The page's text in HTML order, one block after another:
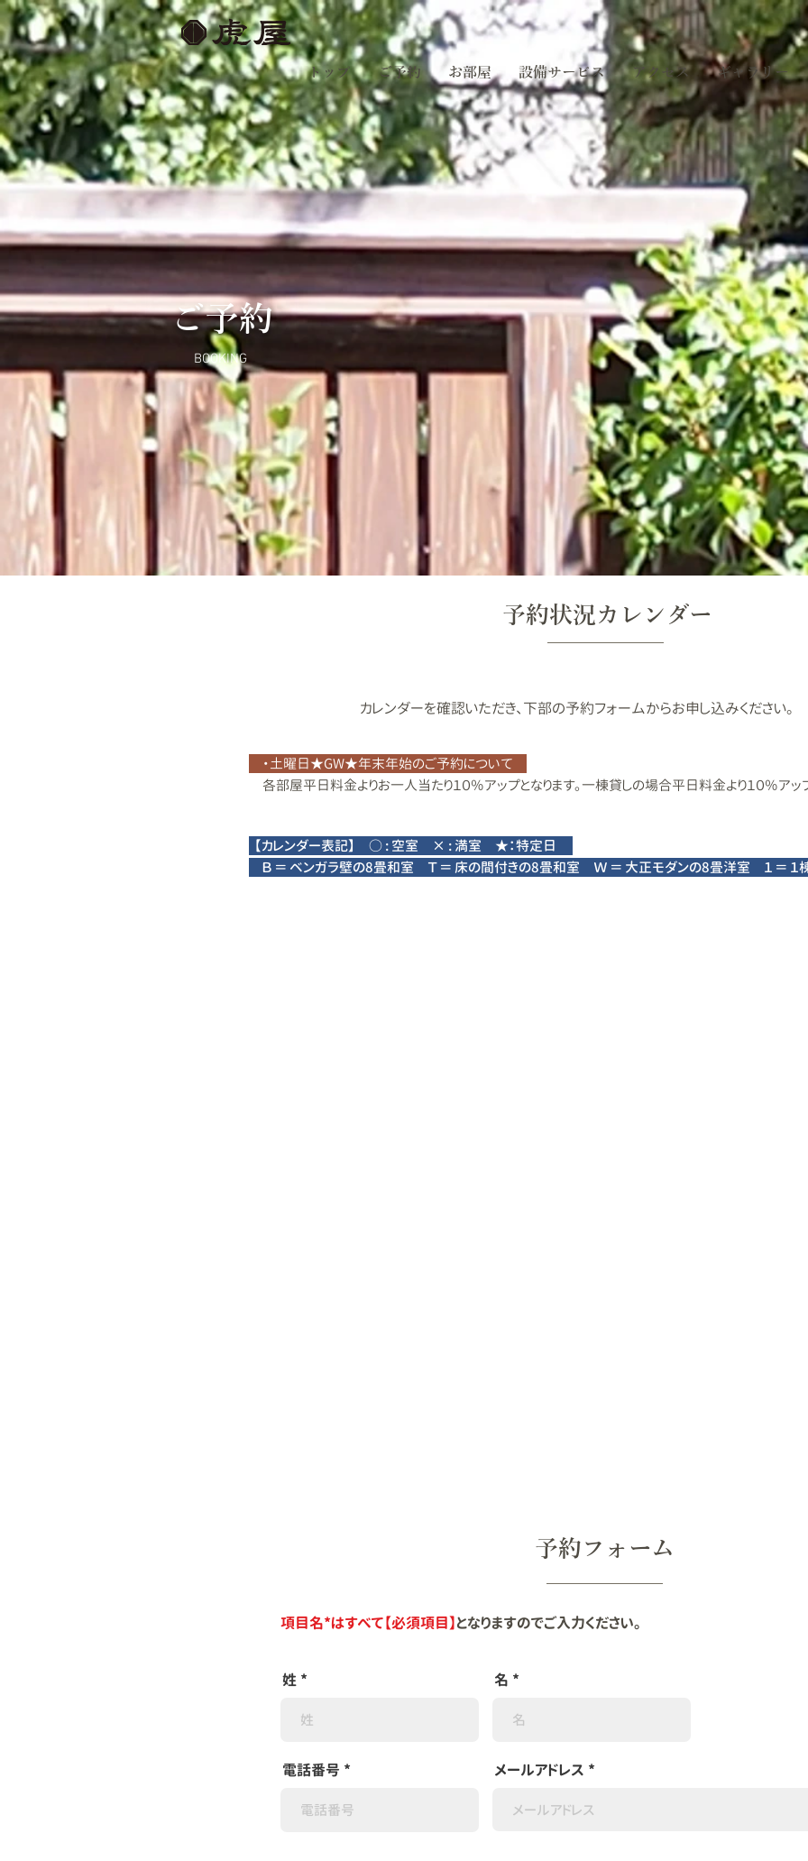
トップ ご予約 お部屋 設備サービス アクセス ギャラリー
ご予約
BOOKING
予約状況カレンダー
カレンダーを確認いただき、下部の予約フォームからお申し込みください。
・土曜日★GW★年末年始のご予約について
各部屋平日料金よりお一人当たり１０％アップとなります。一棟貸しの場合平日料金より１０％アッ
【カレンダー表記】 ○ : 空室 × : 満室 ★：特定日
Ｂ ＝ ベンガラ壁の8畳和室 Ｔ ＝ 床の間付きの8畳和室 ​Ｗ ＝ 大正モダンの8畳洋室 １ ＝
​予約フォーム
項目名*はすべて【必須項目】となりますのでご入力ください。
姓 名
電話番号 メールアドレス